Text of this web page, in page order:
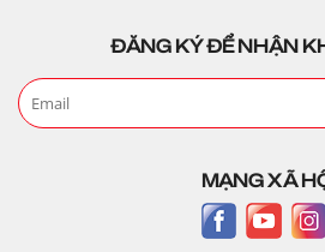
ĐĂNG KÝ ĐỂ NHẬN
MẠNG XÃ